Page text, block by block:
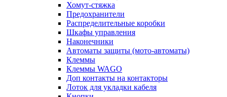
Хомут-стяжка
Предохранители
Распределительные коробки
Шкафы управления
Наконечники
Автоматы защиты (мото-автоматы)
Клеммы
Клеммы WAGO
Доп контакты на контакторы
Лоток для укладки кабеля